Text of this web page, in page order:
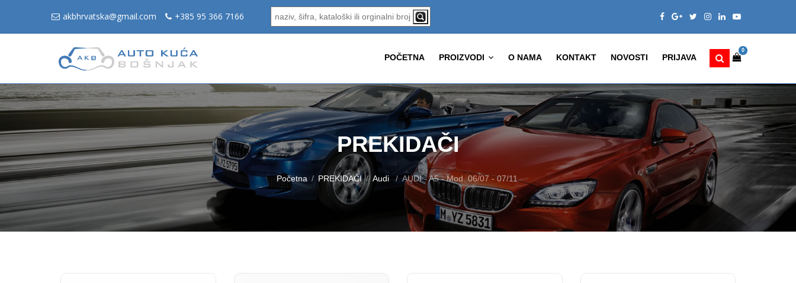
akbhrvatska@gmail.com +385 95 366 7166
0
POČETNA PROIZVODI O NAMA KONTAKT NOVOSTI PRIJAVA
PREKIDAČI
Početna PREKIDAČI Audi AUDI - A5 - Mod. 06/07 - 07/11